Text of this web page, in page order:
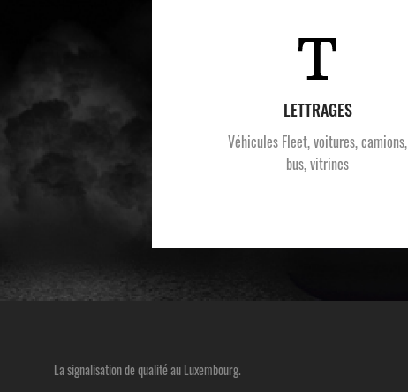
LETTRAGES
Véhicules Fleet, voitures, camions,
bus, vitrines
La signalisation de qualité au Luxembourg.